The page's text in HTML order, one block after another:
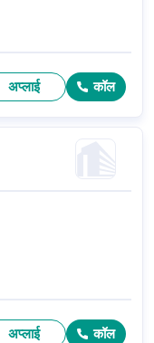
अप्लाई कॉल
अप्लाई कॉल